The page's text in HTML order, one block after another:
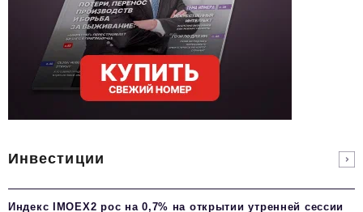
Инвестиции
Индекс IMOEX2 рос на 0,7% на открытии утренней сессии